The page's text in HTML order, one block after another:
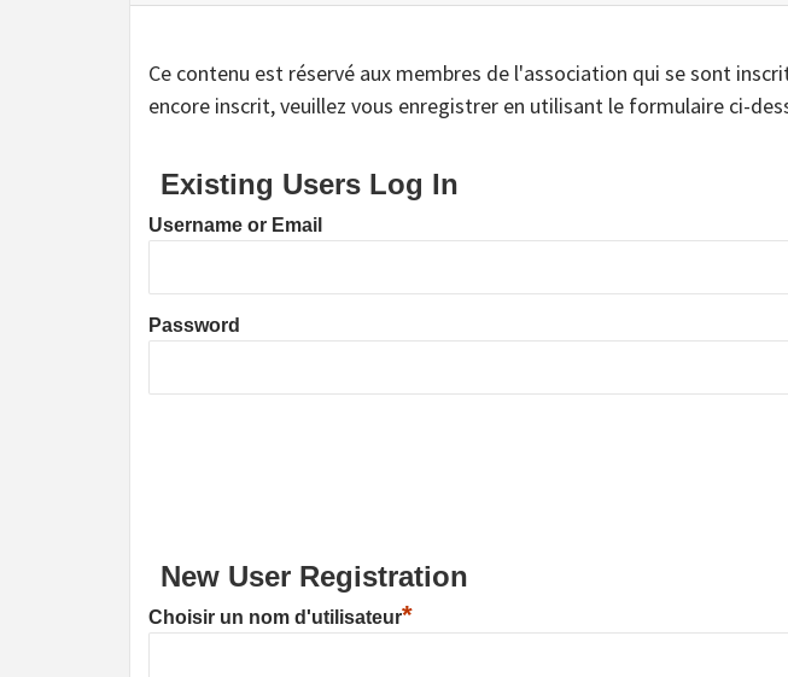
Ce contenu est réservé aux membres de l'association qui se sont
encore inscrit, veuillez vous enregistrer en utilisant le formulaire ci-
Existing Users Log In
Username or Email
Password
New User Registration
Choisir un nom d'utilisateur*